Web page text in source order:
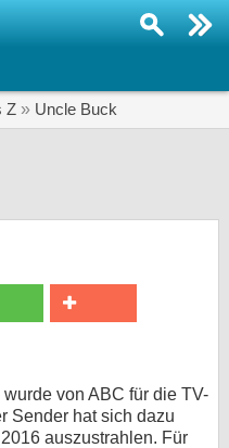
Z » Uncle Buck
von ABC für die TV-
Sender hat sich dazu
auszustrahlen. Für